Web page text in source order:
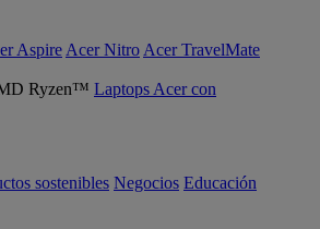
Aspire Acer Nitro Acer TravelMate
Laptops Acer con
sostenibles Negocios Educación